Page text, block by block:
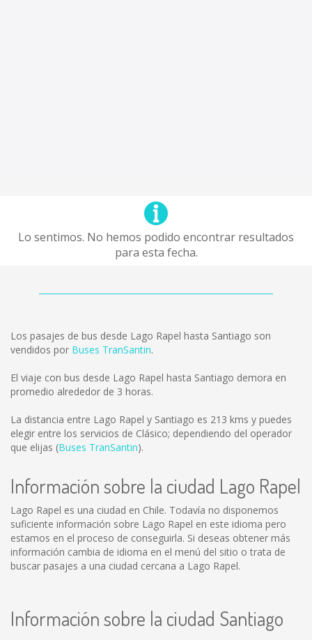
Lo sentimos. No hemos podido encontrar resultados
para esta fecha.
Los pasajes de bus desde Lago Rapel hasta Santiago son
vendidos por Buses TranSantin.
El viaje con bus desde Lago Rapel hasta Santiago demora en
promedio alrededor de 3 horas.
La distancia entre Lago Rapel y Santiago es 213 kms y puedes
elegir entre los servicios de Clásico; dependiendo del operador
que elijas (Buses TranSantin).
Información sobre la ciudad Lago Rapel
Lago Rapel es una ciudad en Chile. Todavía no disponemos
suficiente información sobre Lago Rapel en este idioma pero
estamos en el proceso de conseguirla. Si deseas obtener más
información cambia de idioma en el menú del sitio o trata de
buscar pasajes a una ciudad cercana a Lago Rapel.
Información sobre la ciudad Santiago